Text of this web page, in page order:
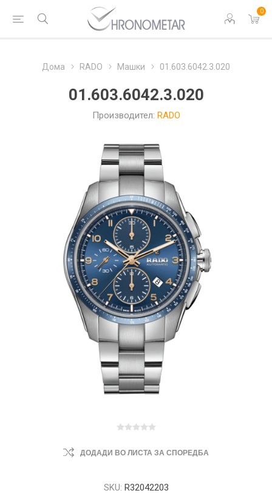
0
Дома RADO Машки 01.603.6042.3.020
01.603.6042.3.020
Производител: RADO
ДОДАДИ ВО ЛИСТА ЗА СПОРЕДБА
SKU: R32042203